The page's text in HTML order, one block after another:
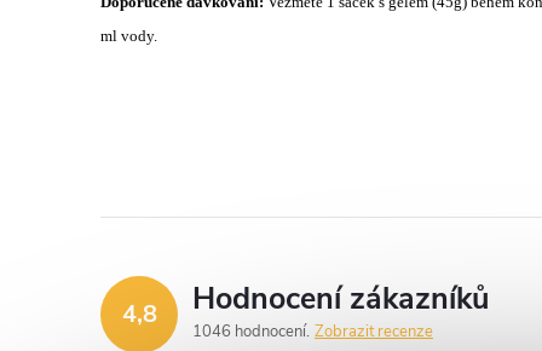
ml vody.
4,8 Hodnocení zákazníků
1046 hodnocení Zobrazit recenze